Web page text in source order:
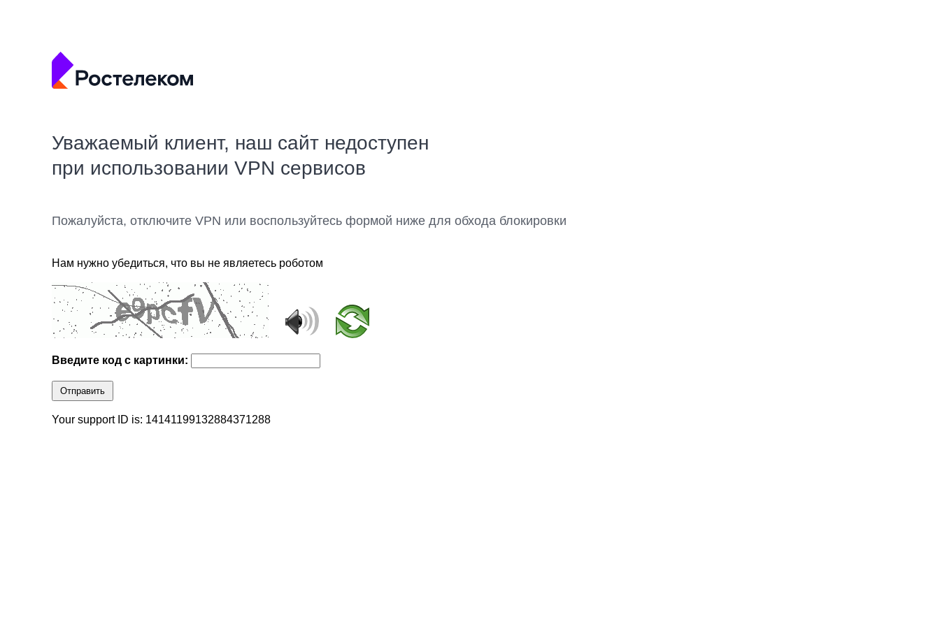
Уважаемый клиент, наш сайт недоступен
при использовании VPN сервисов
Пожалуйста, отключите VPN или воспользуйтесь формой ниже для обхода блокировки
Нам нужно убедиться, что вы не являетесь роботом
Введите код с картинки:
Отправить
Your support ID is: 14141199132884371288